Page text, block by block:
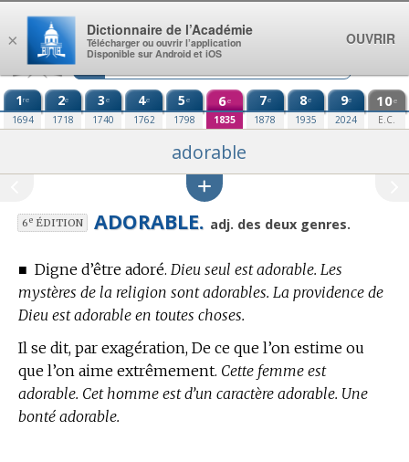
Aller au contenu
1re
1694
2e
1718
3e
1740
4e
1762
5e
1798
6e
1835
7e
1878
8e
1935
9e
2024
10e
E.C.
adorable
6eÉDITION ADORABLE. adj. des deux genres.
■ Digne d’être adoré. Dieu seul est adorable. Les
mystères de la religion sont adorables. La providence de
Dieu est adorable en toutes choses.
Il se dit, par exagération, De ce que l’on estime ou
que l’on aime extrêmement. Cette femme est
adorable. Cet homme est d’un caractère adorable. Une
bonté adorable.
×
Dictionnaire de l’Académie
Télécharger ou ouvrir l’application
Disponible sur Android et iOS
OUVRIR